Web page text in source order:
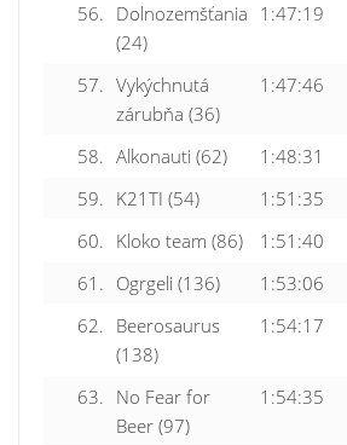
56. Dolnozemšťania
(24)
1:47:19
57. Vykýchnutá
zárubňa (36)
1:47:46
58. Alkonauti (62)
1:48:31
59. K21TI (54)
1:51:35
60. Kloko team (86)
1:51:40
61. Ogrgeli (136)
1:53:06
62. Beerosaurus
(138)
1:54:17
63. No Fear for
Beer (97)
1:54:35